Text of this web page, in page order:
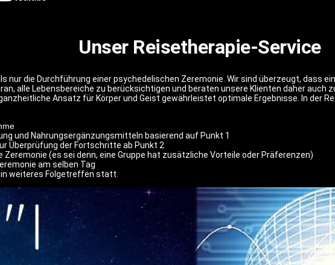
Unser Reisetherapie-Service
nur die Durchführung einer psychedelischen Zeremonie. Wir sind überzeugt, dass
alle Lebensbereiche zu berücksichtigen und beraten unsere Klienten daher auch
Ansatz für Körper und Geist gewährleistet optimale Ergebnisse. In der
und Nahrungsergänzungsmitteln basierend auf Punkt 1
Überprüfung der Fortschritte ab Punkt 2
Zeremonie (es sei denn, eine Gruppe hat zusätzliche Vorteile oder Präferenzen)
am selben Tag
weiteres Folgetreffen statt.